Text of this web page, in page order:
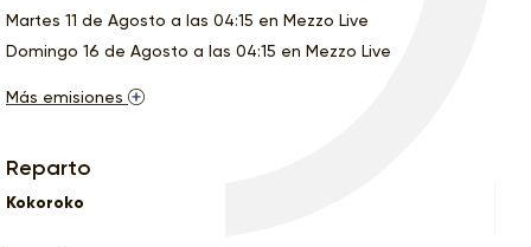
Martes 11 de Agosto a las 04:15 en Mezzo Live
Domingo 16 de Agosto a las 04:15 en Mezzo Live
Más emisiones
Reparto
Kokoroko